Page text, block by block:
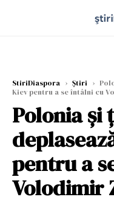
StiriDiaspora › Știri ›
Kiev pentru a se întâlni cu
Polonia și
pentru a
Volodimir